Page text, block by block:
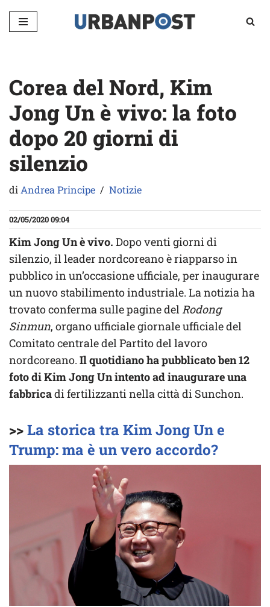
Vai
Corea del Nord, Kim
Jong Un è vivo: la foto
dopo 20 giorni di
silenzio
diAndrea Principe Notizie
02/05/2020 09:04
Kim Jong Un è vivo. Dopo venti giorni di
silenzio, il leader nordcoreano è riapparso in
pubblico in un’occasione ufficiale, per inaugurare
un nuovo stabilimento industriale. La notizia ha
trovato conferma sulle pagine delRodong
Sinmun, organo ufficiale giornale ufficiale del
Comitato centrale del Partito del lavoro
nordcoreano. Il quotidiano ha pubblicato ben 12
foto di Kim Jong Unintento ad inaugurare una
fabbricadi fertilizzanti nella città di Sunchon.
>>La storica tra Kim Jong Un e
Trump: ma è un vero accordo?